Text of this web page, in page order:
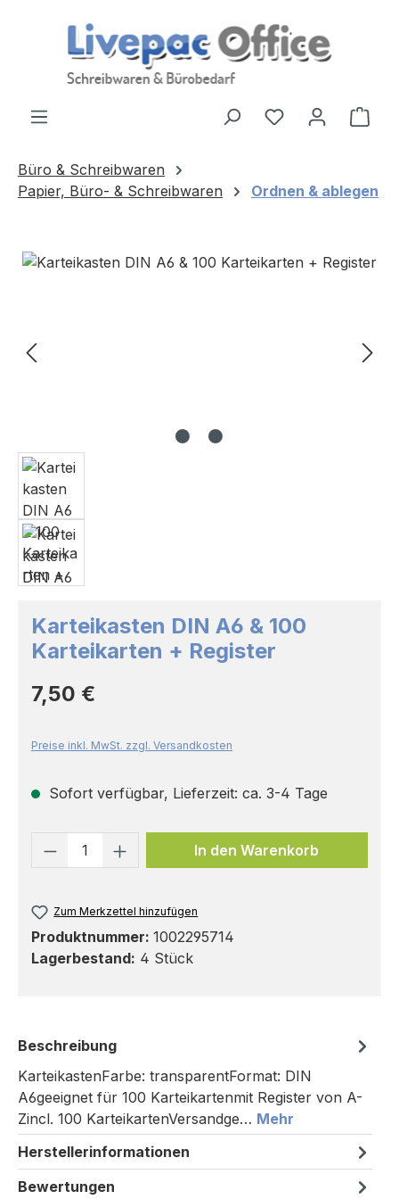
Zum Hauptinhalt springen
Büro & Schreibwaren
Papier, Büro- & Schreibwaren
Ordnen & ablegen
Bildergalerie überspringen
Karteikasten DIN A6 & 100
Karteikarten + Register
Regulärer Preis:
7,50 €
Preise inkl. MwSt. zzgl. Versandkosten
Sofort verfügbar, Lieferzeit: ca. 3-4 Tage
Produkt Anzahl: Gib den
In den Warenkorb
Zum Merkzettel hinzufügen
Produktnummer: 1002295714
Lagerbestand: 4 Stück
Beschreibung
KarteikastenFarbe: transparentFormat: DIN
A6geeignet für 100 Karteikartenmit Register von A-
Zincl. 100 KarteikartenVersandge… Mehr
Herstellerinformationen
Bewertungen